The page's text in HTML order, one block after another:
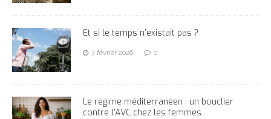
Et si le temps n’existait pas ?
7 février 2026 0
Le régime méditerranéen : un bouclier
contre l’AVC chez les femmes